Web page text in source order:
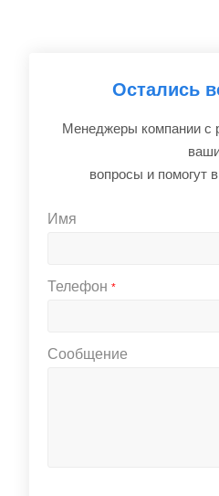
Остались
Менеджеры компании с
вопросы и помогут
Имя
Телефон *
Сообщение